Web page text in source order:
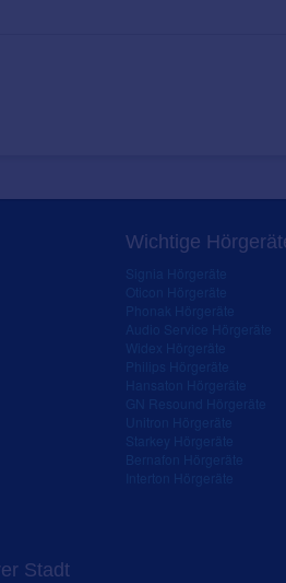
Wichtige
Stadt